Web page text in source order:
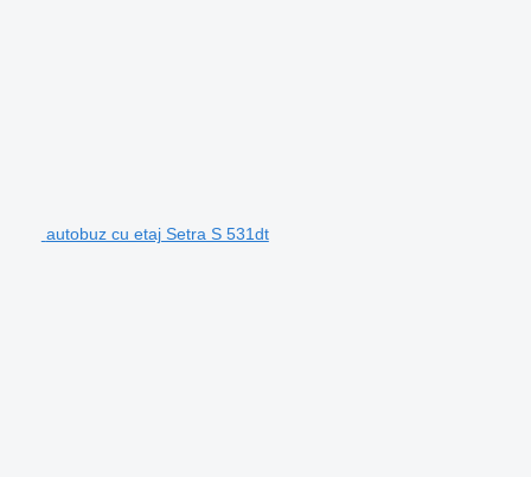
autobuz cu etaj Setra S 531dt